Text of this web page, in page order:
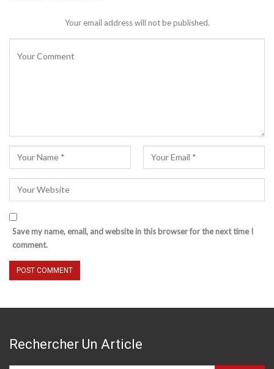
Your email address will not be published.
Save my name, email, and website in this browser for the next time I
comment.
Rechercher Un Article